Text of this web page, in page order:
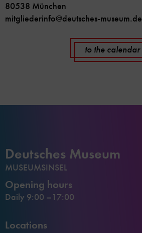
80538 München
mitgliederinfo@deutsches-museum.de
to the calendar
Deutsches Museum
MUSEUMSINSEL
Opening hours
Daily 9:00 –17:00
Locations